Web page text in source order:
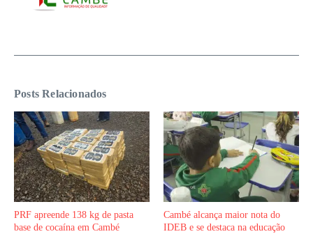
Posts Relacionados
PRF apreende 138 kg de pasta
base de cocaína em Cambé
Cambé alcança maior nota do
IDEB e se destaca na educação